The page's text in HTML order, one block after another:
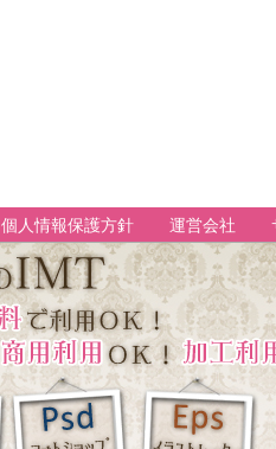
個人情報保護方針 運営会社